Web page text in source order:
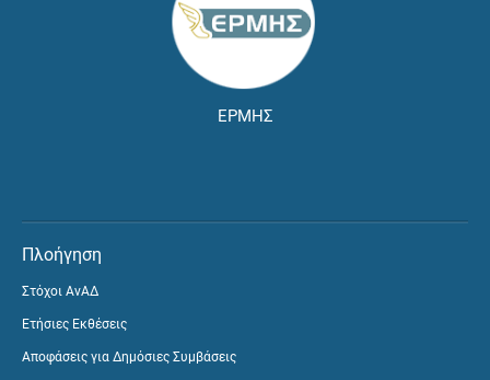
ΕΡΜΗΣ
Πλοήγηση
Στόχοι ΑνΑΔ
Ετήσιες Εκθέσεις
Αποφάσεις για Δημόσιες Συμβάσεις